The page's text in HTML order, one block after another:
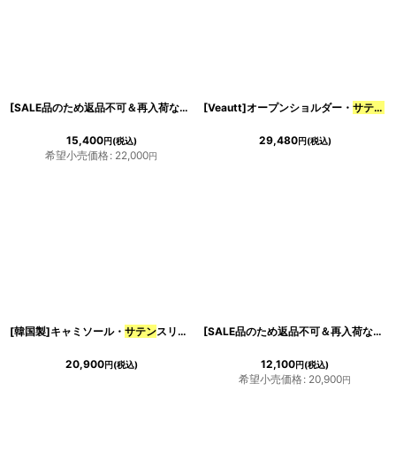
[SALE品のため返品不可＆再入荷なしの現品限り][韓国製][rinfarre]バイカラー・肩リボン・シフォンスリーブ・
15,400円(税込)
希望小売価格: 22,000円
[Veautt]オープンショルダー・ サテン
29,480円(税込)
[韓国製]キャミソール・ サテンスリップ・アシンメトリー・セクシー・ミディアムドレス・Aライン・ワンピース[奈月セナ着用][送料無料]
20,900円(税込)
[SALE品のため返品不可＆再入荷なしの現品限り][韓国製][rinfarre]
12,100円(税込)
希望小売価格: 20,900円